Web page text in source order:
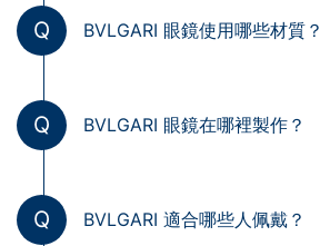
Q BVLGARI 眼鏡使用哪些材質？
Q BVLGARI 眼鏡在哪裡製作？
Q BVLGARI 適合哪些人佩戴？